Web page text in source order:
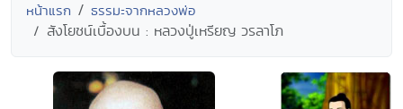
หน้าแรก ธรรมะจากหลวงพ่อ
สังโยชน์เบื้องบน : หลวงปู่เหรียญ วรลาโภ